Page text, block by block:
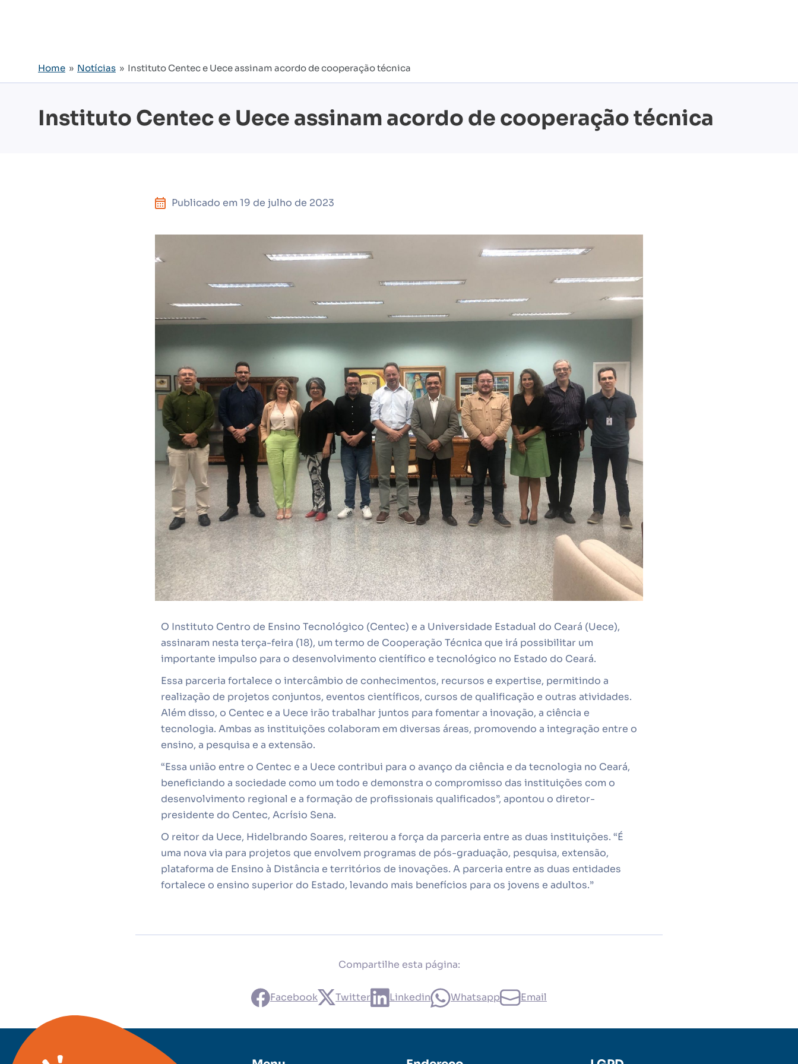
Home » Notícias » Instituto Centec e Uece assinam acordo de cooperação técnica
Instituto Centec e Uece assinam acordo de cooperação técnica
Publicado em 19 de julho de 2023
O Instituto Centro de Ensino Tecnológico (Centec) e a Universidade Estadual do Ceará (Uece),
assinaram nesta terça-feira (18), um termo de Cooperação Técnica que irá possibilitar um
importante impulso para o desenvolvimento científico e tecnológico no Estado do Ceará.
Essa parceria fortalece o intercâmbio de conhecimentos, recursos e expertise, permitindo a
realização de projetos conjuntos, eventos científicos, cursos de qualificação e outras atividades.
Além disso, o Centec e a Uece irão trabalhar juntos para fomentar a inovação, a ciência e
tecnologia. Ambas as instituições colaboram em diversas áreas, promovendo a integração entre o
ensino, a pesquisa e a extensão.
“Essa união entre o Centec e a Uece contribui para o avanço da ciência e da tecnologia no Ceará,
beneficiando a sociedade como um todo e demonstra o compromisso das instituições com o
desenvolvimento regional e a formação de profissionais qualificados”, apontou o diretor-
presidente do Centec, Acrísio Sena.
O reitor da Uece, Hidelbrando Soares, reiterou a força da parceria entre as duas instituições. “É
uma nova via para projetos que envolvem programas de pós-graduação, pesquisa, extensão,
plataforma de Ensino à Distância e territórios de inovações. A parceria entre as duas entidades
fortalece o ensino superior do Estado, levando mais benefícios para os jovens e adultos.”
Compartilhe esta página:
Facebook Twitter Linkedin Whatsapp Email